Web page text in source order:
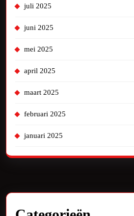
juli 2025
juni 2025
mei 2025
april 2025
maart 2025
februari 2025
januari 2025